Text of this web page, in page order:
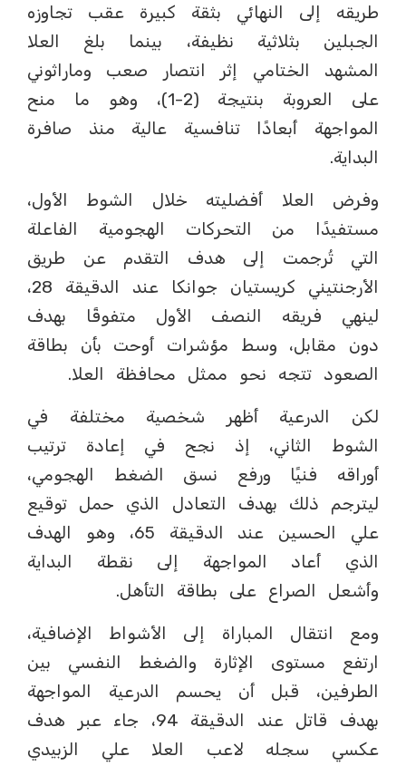
طريقه إلى النهائي بثقة كبيرة عقب تجاوزه
الجبلين بثلاثية نظيفة، بينما بلغ العلا
المشهد الختامي إثر انتصار صعب وماراثوني
على العروبة بنتيجة (2-1)، وهو ما منح
المواجهة أبعادًا تنافسية عالية منذ صافرة
البداية.
وفرض العلا أفضليته خلال الشوط الأول،
مستفيدًا من التحركات الهجومية الفاعلة
التي تُرجمت إلى هدف التقدم عن طريق
الأرجنتيني كريستيان جوانكا عند الدقيقة 28،
لينهي فريقه النصف الأول متفوقًا بهدف
دون مقابل، وسط مؤشرات أوحت بأن بطاقة
الصعود تتجه نحو ممثل محافظة العلا.
لكن الدرعية أظهر شخصية مختلفة في
الشوط الثاني، إذ نجح في إعادة ترتيب
أوراقه فنيًا ورفع نسق الضغط الهجومي،
ليترجم ذلك بهدف التعادل الذي حمل توقيع
علي الحسين عند الدقيقة 65، وهو الهدف
الذي أعاد المواجهة إلى نقطة البداية
وأشعل الصراع على بطاقة التأهل.
ومع انتقال المباراة إلى الأشواط الإضافية،
ارتفع مستوى الإثارة والضغط النفسي بين
الطرفين، قبل أن يحسم الدرعية المواجهة
بهدف قاتل عند الدقيقة 94، جاء عبر هدف
عكسي سجله لاعب العلا علي الزبيدي